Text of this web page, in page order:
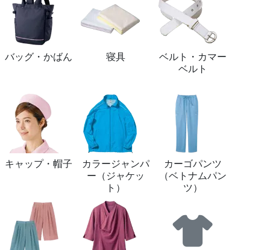
バッグ・かばん 寝具
ベルト・カマー
ベルト
キャップ・帽子
カラージャンパ
ー（ジャケッ
ト）
カーゴパンツ
（ベトナムパン
ツ）